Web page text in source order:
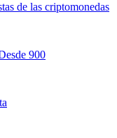
de las criptomonedas
900